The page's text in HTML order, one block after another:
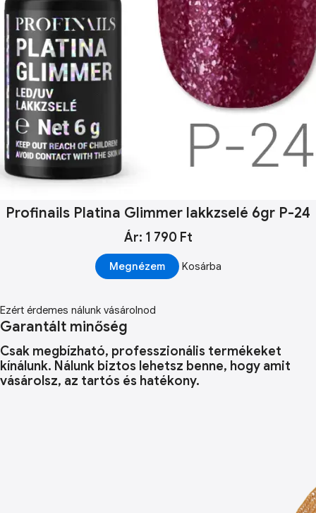
Profinails Platina Glimmer lakkzselé 6gr P-24
Ár: 1 790 Ft
Megnézem Kosárba
Ezért érdemes nálunk vásárolnod
Garantált minőség
Csak megbízható, professzionális termékeket
kínálunk. Nálunk biztos lehetsz benne, hogy amit
vásárolsz, az tartós és hatékony.